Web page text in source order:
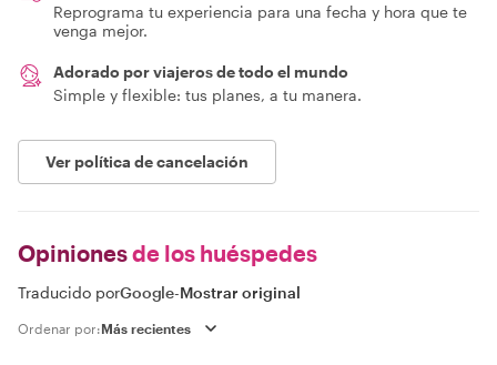
Reprograma tu experiencia para una fecha y hora que te
venga mejor.
Adorado por viajeros de todo el mundo
Simple y flexible: tus planes, a tu manera.
Ver política de cancelación
Opinionesde los huéspedes
Traducido porGoogle-Mostrar original
Ordenar por: